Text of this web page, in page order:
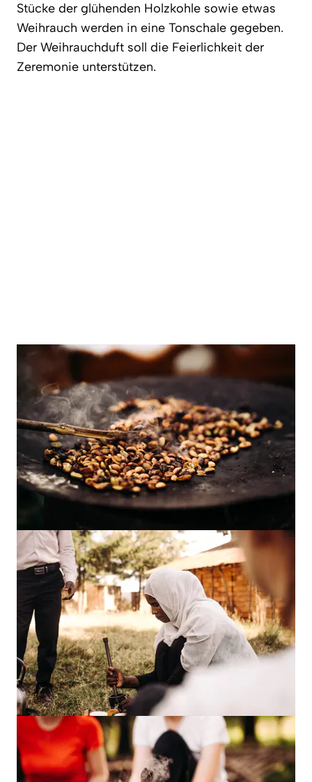
Stücke der glühenden Holzkohle sowie etwas
Weihrauch werden in eine Tonschale gegeben.
Der Weihrauchduft soll die Feierlichkeit der
Zeremonie unterstützen.